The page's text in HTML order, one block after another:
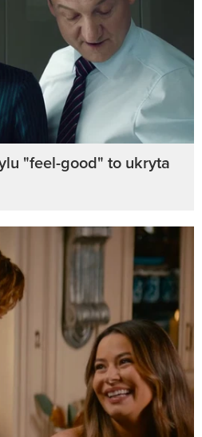
"feel-good" to ukryta